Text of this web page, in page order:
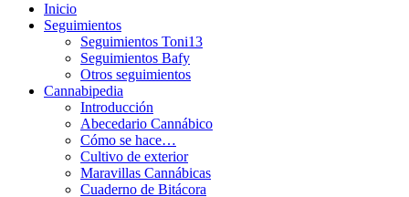
Inicio
Seguimientos
Seguimientos Toni13
Seguimientos Bafy
Otros seguimientos
Cannabipedia
Introducción
Abecedario Cannábico
Cómo se hace…
Cultivo de exterior
Maravillas Cannábicas
Cuaderno de Bitácora